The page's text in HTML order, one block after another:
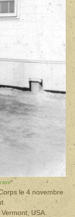
"
le 4 novembre
USA.